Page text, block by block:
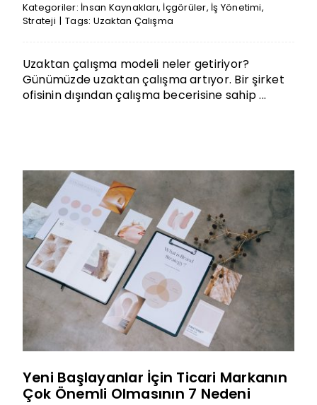
Kategoriler: İnsan Kaynakları, İçgörüler, İş Yönetimi,
Strateji | Tags: Uzaktan Çalışma
Uzaktan çalışma modeli neler getiriyor?
Günümüzde uzaktan çalışma artıyor. Bir şirket
ofisinin dışından çalışma becerisine sahip ...
Yeni Başlayanlar İçin Ticari Markanın
Çok Önemli Olmasının 7 Nedeni